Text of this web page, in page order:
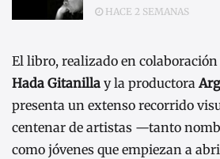
HACE 2 SEMANAS
El libro, realizado en
Hada Gitanilla y la productora
presenta un extenso recorrido
centenar de artistas —tanto
como jóvenes que empiezan a